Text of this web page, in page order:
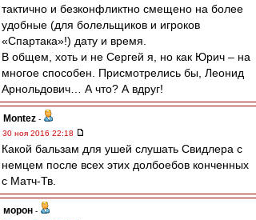
тактично и безконфликтно смещено на более
удобные (для болельщиков и игроков
«Спартака»!) дату и время.
В общем, хоть и не Сергей я, но как Юрич – на
многое способен. Присмотрелись бы, Леонид
Арнольдович… А что? А вдруг!
Montez -
30 ноя 2016 22:18
Какой бальзам для ушей слушать Свидлера с
немцем после всех этих долбоебов конченных
с Матч-Тв.
морон -